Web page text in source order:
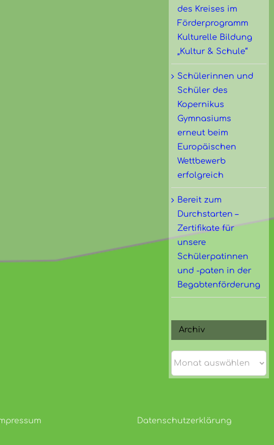
des Kreises im
Förderprogramm
Kulturelle Bildung
„Kultur & Schule“
Schülerinnen und
Schüler des
Kopernikus
Gymnasiums
erneut beim
Europäischen
Wettbewerb
erfolgreich
Bereit zum
Durchstarten –
Zertifikate für
unsere
Schülerpatinnen
und -paten in der
Begabtenförderung
Archiv
Archiv
Datenschutzerklärung